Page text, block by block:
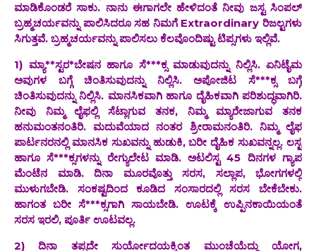
ಮಾಡಿಕೊಂಡರೆ ಸಾಕು. ನಾನು ಈಗಾಗಲೇ ಹೇಳಿದಂತೆ ನೀವು ಜಸ್ಟ ಸಿಂಪಲ್
ಬ್ರಹ್ಮಚರ್ಯವನ್ನು ಪಾಲಿಸಿದರೂ ಸಹ ನಿಮಗೆ Extraordinary ರಿಜಲ್ಟಗಳು
ಸಿಗುತ್ತವೆ. ಬ್ರಹ್ಮಚರ್ಯವನ್ನು ಪಾಲಿಸಲು ಕೆಲವೊಂದಿಷ್ಟು ಟಿಪ್ಸಗಳು ಇಲ್ಲಿವೆ.
1) ಮ್ಯಾ**ಸ್ಟರ*ಬೇಷನ ಹಾಗೂ ಸೆ***ಕ್ಸ ಮಾಡುವುದನ್ನು ನಿಲ್ಲಿಸಿ. ಏನಿಟೈಮ
ಅವುಗಳ ಬಗ್ಗೆ ಚಿಂತಿಸುವುದನ್ನು ನಿಲ್ಲಿಸಿ. ಅಪೋಜಿಟ ಸೆ***ಕ್ಸ ಬಗ್ಗೆ
ಚಿಂತಿಸುವುದನ್ನು ನಿಲ್ಲಿಸಿ. ಮಾನಸಿಕವಾಗಿ ಹಾಗೂ ದೈಹಿಕವಾಗಿ ಪರಿಶುದ್ಧವಾಗಿರಿ.
ನೀವು ನಿಮ್ಮ ಲೈಫಲ್ಲಿ ಸೆಟ್ಲಾಗುವ ತನಕ, ನಿಮ್ಮ ಮ್ಯಾರೇಜಾಗುವ ತನಕ
ಹನುಮಂತನಂತಿರಿ. ಮದುವೆಯಾದ ನಂತರ ಶ್ರೀರಾಮನಂತಿರಿ. ನಿಮ್ಮ ಲೈಫ
ಪಾರ್ಟನರನಲ್ಲಿ ಮಾನಸಿಕ ಸುಖವನ್ನು ಹುಡುಕಿ, ಬರೀ ದೈಹಿಕ ಸುಖವನ್ನಲ್ಲ. ಲಸ್ಟ
ಹಾಗೂ ಸೆ***ಕ್ಸಗಳನ್ನು ರೇಗ್ಯುಲೇಟ ಮಾಡಿ. ಅಟಲಿಸ್ಟ 45 ದಿನಗಳ ಗ್ಯಾಪ
ಮೆಂಟೆನ ಮಾಡಿ. ದಿನಾ ಮೂರವೊತ್ತು ಸರಸ, ಸಲ್ಲಾಪ, ಭೋಗಗಳಲ್ಲಿ‌
ಮುಳುಗಬೇಡಿ.‌ ಸಂಕಷ್ಟದಿಂದ ಕೂಡಿದ ಸಂಸಾರದಲ್ಲಿ ಸರಸ ಬೇಕೆಬೇಕು.
ಹಾಗಂತ ಬರೀ ಸೆ***ಕ್ಸಗಾಗಿ ಸಾಯಬೇಡಿ. ಊಟಕ್ಕೆ ಉಪ್ಪಿನಕಾಯಿಯಂತೆ
ಸರಸ ಇರಲಿ, ಪೂರ್ತಿ ಊಟವಲ್ಲ.
2) ದಿನಾ ತಪ್ಪದೇ ಸುರ್ಯೋದಯಕ್ಕಿಂತ ಮುಂಚೆಯೆದ್ದು ಯೋಗ,